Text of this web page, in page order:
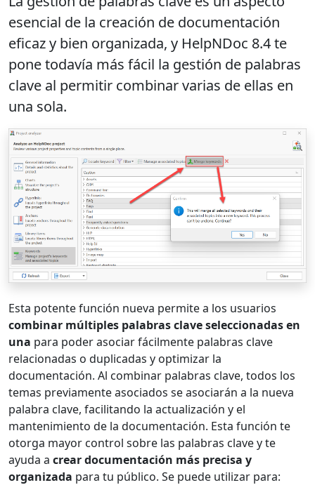
esencial de la creación de documentación
eficaz y bien organizada, y HelpNDoc 8.4 te
pone todavía más fácil la gestión de palabras
clave al permitir combinar varias de ellas en
una sola.
Esta potente función nueva permite a los usuarios
combinar múltiples palabras clave seleccionadas en
una para poder asociar fácilmente palabras clave
relacionadas o duplicadas y optimizar la
documentación. Al combinar palabras clave, todos los
temas previamente asociados se asociarán a la nueva
palabra clave, facilitando la actualización y el
mantenimiento de la documentación. Esta función te
otorga mayor control sobre las palabras clave y te
ayuda a crear documentación más precisa y
organizada para tu público. Se puede utilizar para: